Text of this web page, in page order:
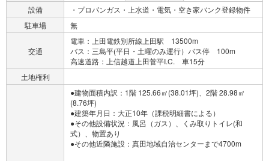
設備
・プロパンガス・上水道・電気・空き家バンク登録物件
駐車場
無
交通
電車：上田電鉄別所線上田駅 13500m
バス：三島平(平日・土曜のみ運行）バス停 100m
高速道路：上信越道上田菅平I.C. 車15分
土地権利
●建物面積内訳：1階 125.66㎡(38.01坪)、2階 28.98㎡
(8.76坪)
●建築年月日：大正10年（課税明細書による）
●その他設備状況：風呂（ガス）、くみ取りトイレ(和
式）、物置あり
●その他近隣施設：真田地域自治センターまで4700m